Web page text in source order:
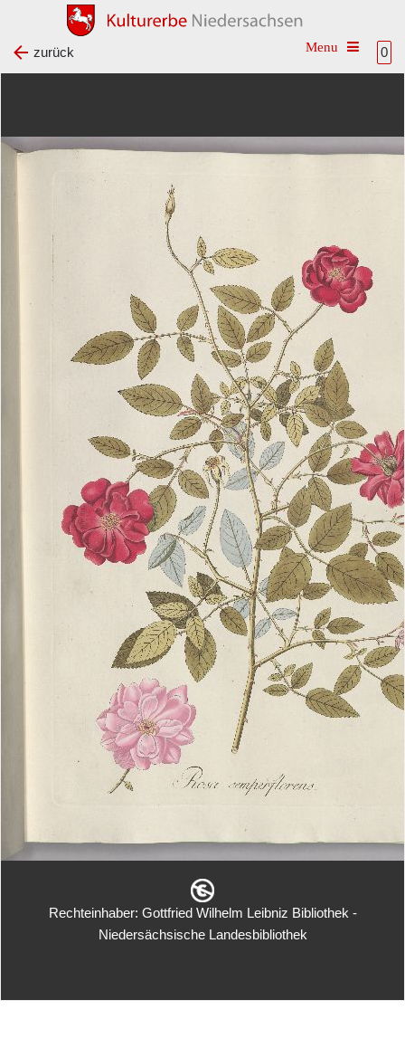
0
Toggle
zurück
Rechteinhaber: Gottfried Wilhelm Leibniz Bibliothek -
Niedersächsische Landesbibliothek